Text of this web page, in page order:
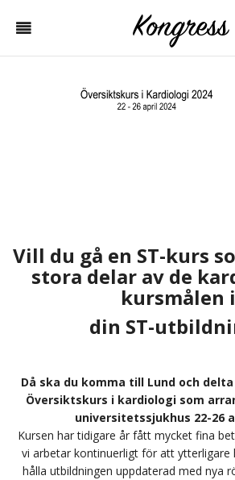
Vill du gå en ST-kurs
stora delar av de
kursmålen i
din ST-
Då ska du komma till Lund och
Översiktskurs i kardiologi som
universitetssjukhus 22-26
Kursen har tidigare år fått mycket fina
vi arbetar kontinuerligt för att ytterligare
hålla utbildningen uppdaterad med nya